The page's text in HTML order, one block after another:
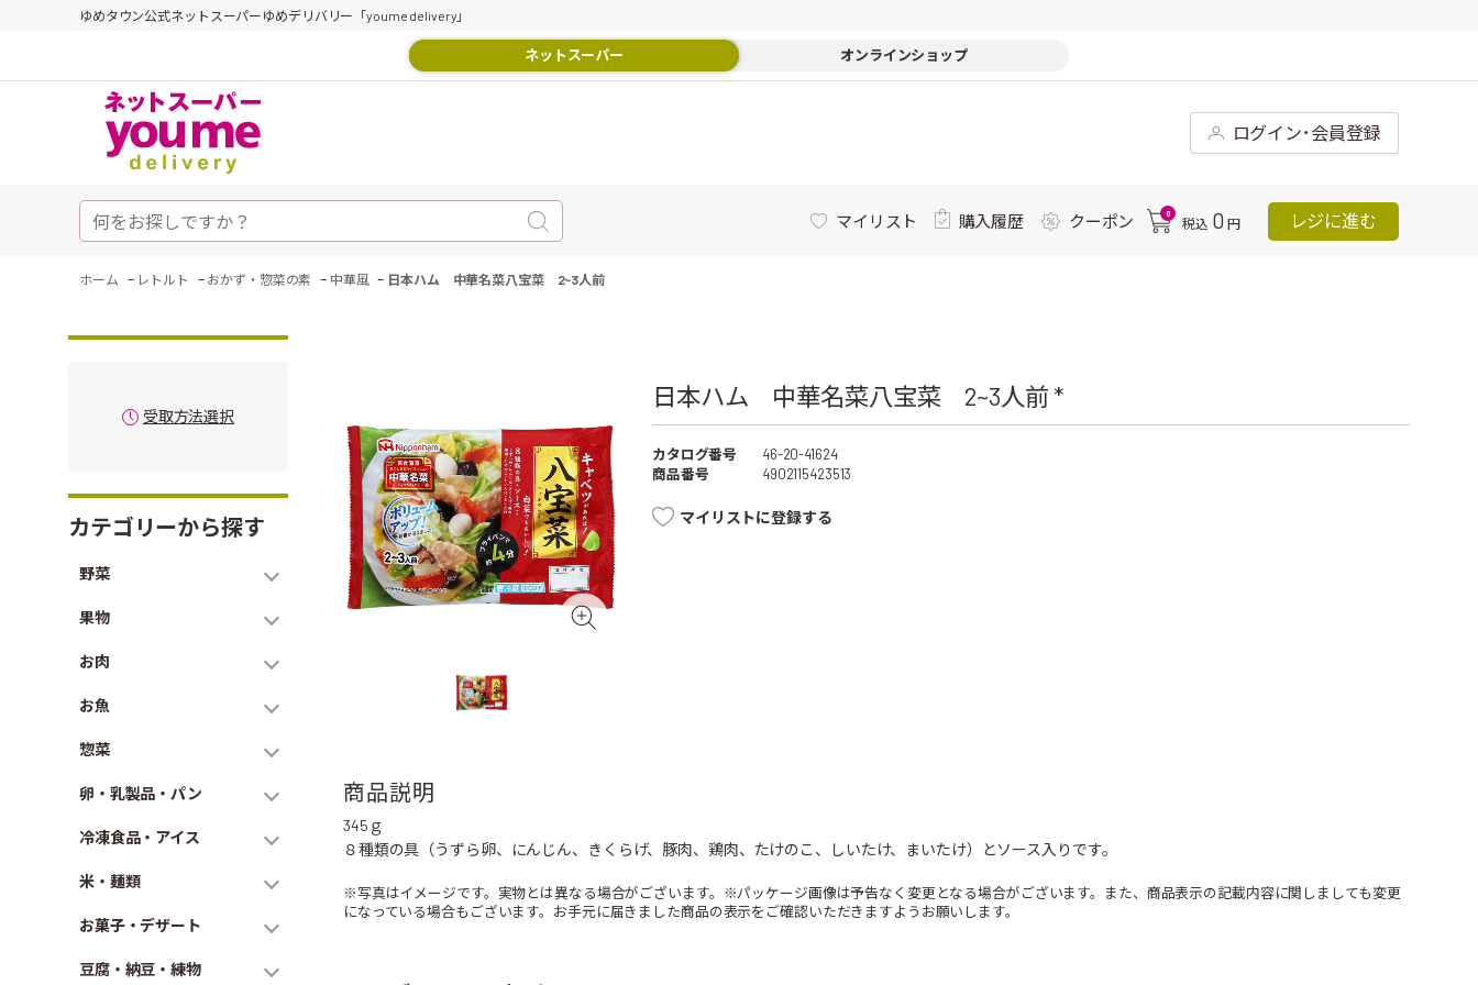
ゆめタウン公式ネットスーパーゆめデリバリー「youme delivery」
ネットスーパー オンラインショップ
ログイン･会員登録
マイリスト 購入履歴 クーポン 0
税込 0 円 レジに進む
ホーム - レトルト - おかず・惣菜の素 - 中華風 - 日本ハム 中華名菜八宝菜 2~3人前
受取方法選択
カテゴリーから探す
野菜
果物
お肉
お魚
惣菜
卵・乳製品・パン
冷凍食品・アイス
米・麺類
お菓子・デザート
豆腐・納豆・練物
日本ハム 中華名菜八宝菜 2~3人前 *
カタログ番号
46-20-41624
商品番号
4902115423513
マイリストに登録する
商品説明
345ｇ
８種類の具（うずら卵、にんじん、きくらげ、豚肉、鶏肉、たけのこ、しいたけ、まいたけ）とソース入りです。
※写真はイメージです。実物とは異なる場合がございます。※パッケージ画像は予告なく変更となる場合がございます。また、商品表示の記載内容に関しましても変更
になっている場合もございます。お手元に届きました商品の表示をご確認いただきますようお願いします。